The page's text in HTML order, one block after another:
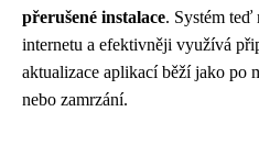
přerušené instalace. Systém teď
internetu a efektivněji využívá
aktualizace aplikací běží jako po
nebo zamrzání.